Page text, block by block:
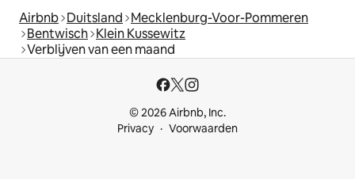
Airbnb Duitsland Mecklenburg-Voor-Pommeren
Bentwisch Klein Kussewitz
Verblijven van een maand
© 2026 Airbnb, Inc.
Privacy
Voorwaarden